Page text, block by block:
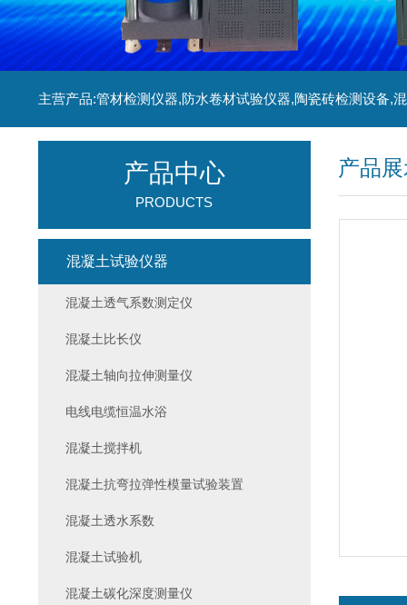
产品
产品中心
PRODUCTS
混凝土试验仪器
混凝土透气系数测定仪
混凝土比长仪
混凝土轴向拉伸测量仪
电线电缆恒温水浴
混凝土搅拌机
混凝土抗弯拉弹性模量试验装置
混凝土透水系数
混凝土试验机
混凝土碳化深度测量仪